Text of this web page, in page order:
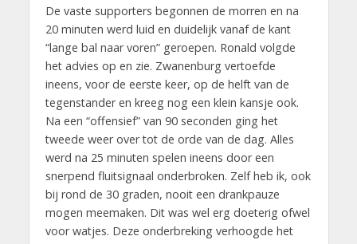
De vaste supporters begonnen de morren en na
20 minuten werd luid en duidelijk vanaf de kant
“lange bal naar voren” geroepen. Ronald volgde
het advies op en zie. Zwanenburg vertoefde
ineens, voor de eerste keer, op de helft van de
tegenstander en kreeg nog een klein kansje ook.
Na een “offensief” van 90 seconden ging het
tweede weer over tot de orde van de dag. Alles
werd na 25 minuten spelen ineens door een
snerpend fluitsignaal onderbroken. Zelf heb ik, ook
bij rond de 30 graden, nooit een drankpauze
mogen meemaken. Dit was wel erg doeterig ofwel
voor watjes. Deze onderbreking verhoogde het